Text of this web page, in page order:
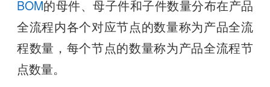
BOM的母件、母子件和子件数量分布在产品
全流程内各个对应节点的数量称为产品全流
程数量，每个节点的数量称为产品全流程节
点数量。